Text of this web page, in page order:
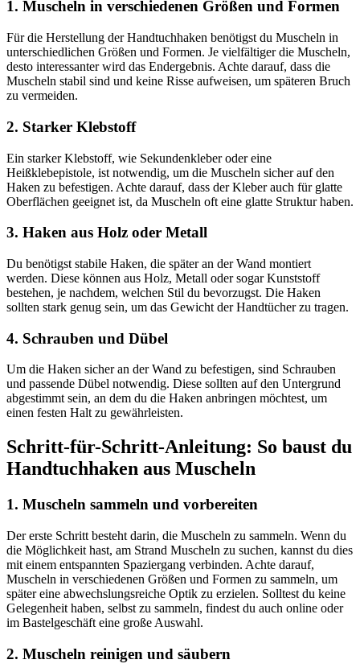
1. Muscheln in verschiedenen Größen und Formen
Für die Herstellung der Handtuchhaken benötigst du Muscheln in
unterschiedlichen Größen und Formen. Je vielfältiger die Muscheln,
desto interessanter wird das Endergebnis. Achte darauf, dass die
Muscheln stabil sind und keine Risse aufweisen, um späteren Bruch
zu vermeiden.
2. Starker Klebstoff
Ein starker Klebstoff, wie Sekundenkleber oder eine
Heißklebepistole, ist notwendig, um die Muscheln sicher auf den
Haken zu befestigen. Achte darauf, dass der Kleber auch für glatte
Oberflächen geeignet ist, da Muscheln oft eine glatte Struktur haben.
3. Haken aus Holz oder Metall
Du benötigst stabile Haken, die später an der Wand montiert
werden. Diese können aus Holz, Metall oder sogar Kunststoff
bestehen, je nachdem, welchen Stil du bevorzugst. Die Haken
sollten stark genug sein, um das Gewicht der Handtücher zu tragen.
4. Schrauben und Dübel
Um die Haken sicher an der Wand zu befestigen, sind Schrauben
und passende Dübel notwendig. Diese sollten auf den Untergrund
abgestimmt sein, an dem du die Haken anbringen möchtest, um
einen festen Halt zu gewährleisten.
Schritt-für-Schritt-Anleitung: So baust du
Handtuchhaken aus Muscheln
1. Muscheln sammeln und vorbereiten
Der erste Schritt besteht darin, die Muscheln zu sammeln. Wenn du
die Möglichkeit hast, am Strand Muscheln zu suchen, kannst du dies
mit einem entspannten Spaziergang verbinden. Achte darauf,
Muscheln in verschiedenen Größen und Formen zu sammeln, um
später eine abwechslungsreiche Optik zu erzielen. Solltest du keine
Gelegenheit haben, selbst zu sammeln, findest du auch online oder
im Bastelgeschäft eine große Auswahl.
2. Muscheln reinigen und säubern